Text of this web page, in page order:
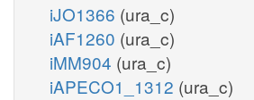
iJO1366 (ura_c)
iAF1260 (ura_c)
iMM904 (ura_c)
iAPECO1_1312 (ura_c)